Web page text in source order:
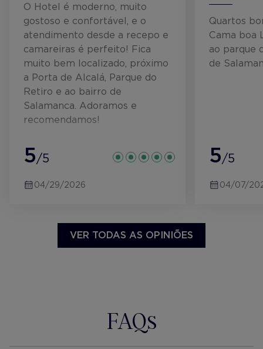
O Hotel é moderno, muito
gostoso e confortável, e o
atendimento desde a recepo e
camareiras é perfeito! Fica
muito bem localizado, próximo
a Porta de Alcalá, Parque do
Retiro e ao bairro de
Salamanca. Adoramos e
recomendamos!
5/5
04/29/2026
Quartos
Cama boa
ao parque
de
5/5
04/07/
VER TODAS AS OPINIÕES
FAQs